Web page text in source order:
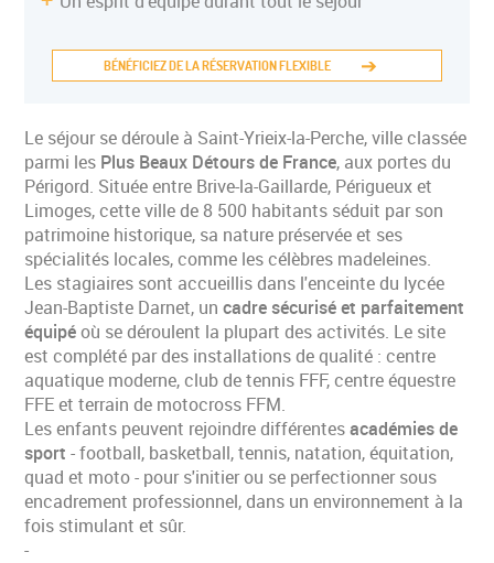
ÉTAPE 1/2
BÉNÉFICIEZ DE LA RÉSERVATION FLEXIBLE
Le séjour se déroule à Saint-Yrieix-la-Perche, ville classée
parmi les Plus Beaux Détours de France, aux portes du
Périgord. Située entre Brive-la-Gaillarde, Périgueux et
Limoges, cette ville de 8 500 habitants séduit par son
patrimoine historique, sa nature préservée et ses
spécialités locales, comme les célèbres madeleines.
Les stagiaires sont accueillis dans l'enceinte du lycée
Jean-Baptiste Darnet, uncadre sécurisé et parfaitement
équipéoù se déroulent la plupart des activités. Le site
est complété par des installations de qualité : centre
aquatique moderne, club de tennis FFF, centre équestre
FFE et terrain de motocross FFM.
Les enfants peuvent rejoindre différentesacadémies de
sport - football, basketball, tennis, natation, équitation,
quad et moto - pour s'initier ou se perfectionner sous
encadrement professionnel, dans un environnement à la
fois stimulant et sûr.
-